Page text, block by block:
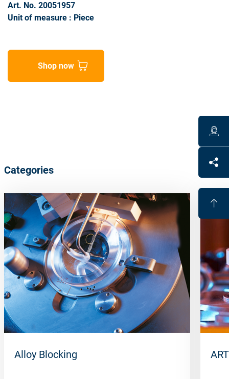
Art. No. 20051957
Unit of measure : Piece
Shop now
Categories
Alloy Blocking